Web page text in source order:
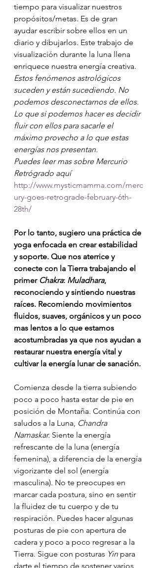
tiempo para visualizar nuestros
propósitos/metas. Es de gran
ayudar escribir sobre ellos en un
diario y dibujarlos. Este trabajo de
visualización durante la luna llena
enriquece nuestra energía creativa.
Estos fenómenos astrológicos
suceden y están sucediendo. No
podemos desconectarnos de ellos.
Lo que si podemos hacer es decidir
fluir con ellos para sacarle el
máximo provecho a lo que estas
energías nos presentan.
Puedes leer mas sobre Mercurio
Retrógrado aquí
http://www.mysticmamma.com/merc
ury-goes-retrograde-february-6th-
28th/
Por lo tanto, sugiero una práctica de
yoga enfocada en crear estabilidad
y soporte. Que nos aterrice y
conecte con la Tierra trabajando el
primer Chakra: Muladhara,
reconociendo y sintiendo nuestras
raíces. Recomiendo movimientos
fluidos, suaves, orgánicos y un poco
mas lentos a lo que estamos
acostumbradas ya que nos ayudan a
restaurar nuestra energía vital y
cultivar la energía lunar de sanación.
Comienza desde la tierra subiendo
poco a poco hasta estar de pie en
posición de Montaña. Continúa con
saludos a la Luna, Chandra
Namaskar. Siente la energía
refrescante de la luna (energía
femenina), a diferencia de la energía
vigorizante del sol (energía
masculina). No te preocupes en
marcar cada postura, sino en sentir
la fluidez de tu cuerpo y de tu
respiración. Puedes hacer algunas
posturas de pie con apertura de
cadera y poco a poco regresar a la
Tierra. Sigue con posturas Yin para
darte el tiempo de sostener varios